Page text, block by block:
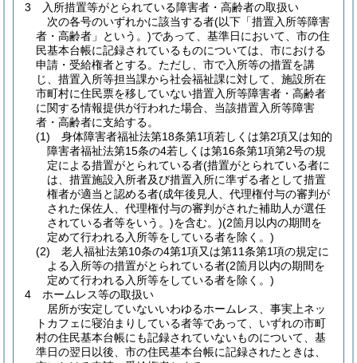
3 入所措置等がとられている障害者・高齢者の取扱い
次の各号のいずれかに該当する者(以下「措置入所等障害
者・高齢者」という。)であって、基準日において、市の住
民基本台帳に記録されているものについては、市における
申請・受給権者とする。ただし、市で入所等の措置を講
じ、措置入所等担当課から社会福祉課に対して、施設所在
市町村に住民票を移していない措置入所等障害者・高齢者
に関する情報提供が行われた場合、当該措置入所等障害
者・高齢者に支給する。
(1) 身体障害者福祉法第18条第1項若しくは第2項又は知的
障害者福祉法第15条の4若しくは第16条第1項第2号の規
定による措置がとられている者(措置がとられている者に
は、措置施設入所者及び措置入所に準ずる者として措置
権者が適当と認める者(成年後見人、代理権付与の審判が
された保佐人、代理権付与の審判がされた補助人が選任
されている者等をいう。)を含む。)(2箇月以内の期間を
定めて行われる入所等をしている者を除く。)
(2) 老人福祉法第10条の4第1項又は第11条第1項の規定に
よる入所等の措置がとられている者(2箇月以内の期間を
定めて行われる入所等をしている者を除く。)
4 ホームレス等の取扱い
居所が安定していないいわゆるホームレス、事実上ネッ
トカフェに寝泊まりしている者等であって、いずれの市町
村の住民基本台帳にも記録されていないものについて、基
準日の翌日以後、市の住民基本台帳に記録されたときは、